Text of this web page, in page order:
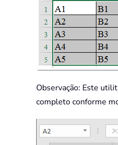
Observação: Este
completo conforme